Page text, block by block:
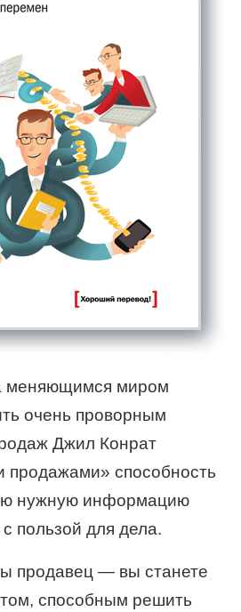
меняющимся миром
очень проворным
Джил Конрат
продажами» способность
нужную информацию
пользой для дела.
продавец — вы станете
способным решить